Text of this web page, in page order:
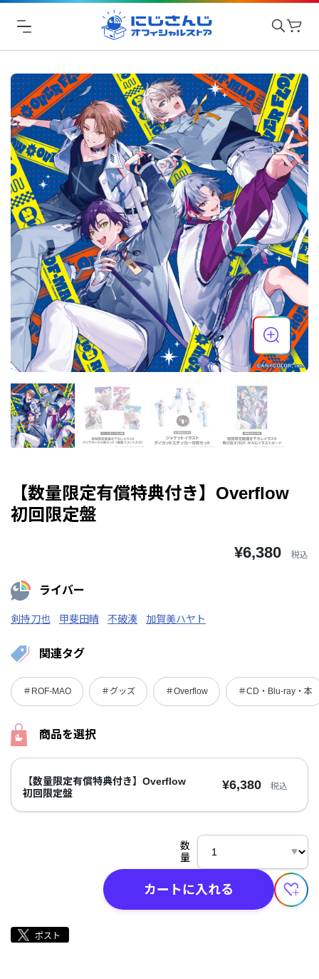
【数量限定有償特典付き】Overflow
初回限定盤
¥6,380 税込
ライバー
剣持刀也 甲斐田晴 不破湊 加賀美ハヤト
関連タグ
＃ROF-MAO ＃グッズ ＃Overflow ＃CD・Blu-ray・本
商品を選択
【数量限定有償特典付き】Overflow
初回限定盤
¥6,380 税込
数
量
カートに入れる